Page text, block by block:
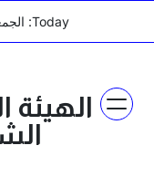
Today: الجمعة, أغسطس 7 2026
الهيئة